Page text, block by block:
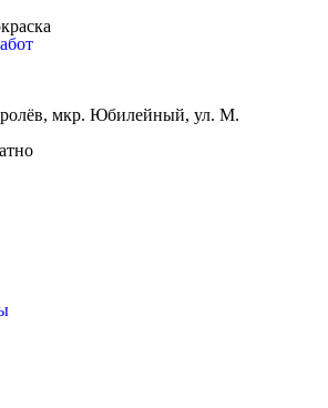
мкр. Юбилейный, ул. М.